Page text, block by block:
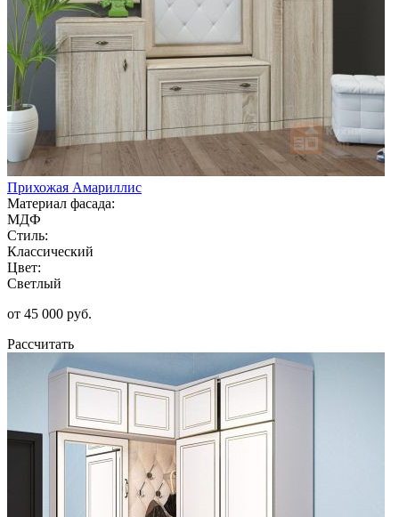
Прихожая Амариллис
Материал фасада:
МДФ
Стиль:
Классический
Цвет:
Светлый
от 45 000 руб.
Рассчитать